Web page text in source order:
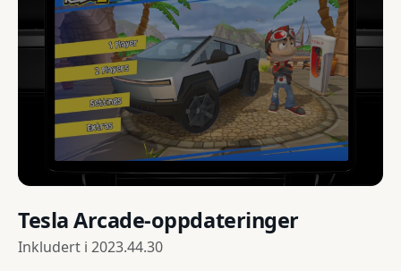
Tesla Arcade-oppdateringer
Inkludert i 2023.44.30